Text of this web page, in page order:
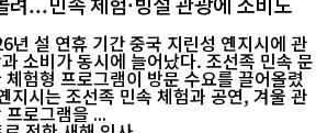
년 설 연휴 기간 중국 지린성 옌지시에 관
소비가 동시에 늘어났다. 조선족 민속 문
험형 프로그램이 방문 수요를 끌어올렸
로그램을 ...